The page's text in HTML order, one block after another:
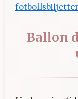
Ballon